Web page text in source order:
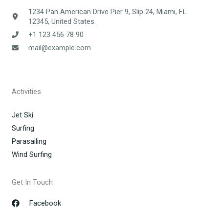
1234 Pan American Drive Pier 9, Slip 24, Miami, FL
12345, United States.
+1 123 456 78 90
mail@example.com
Activities
Jet Ski
Surfing
Parasailing
Wind Surfing
Get In Touch
Facebook